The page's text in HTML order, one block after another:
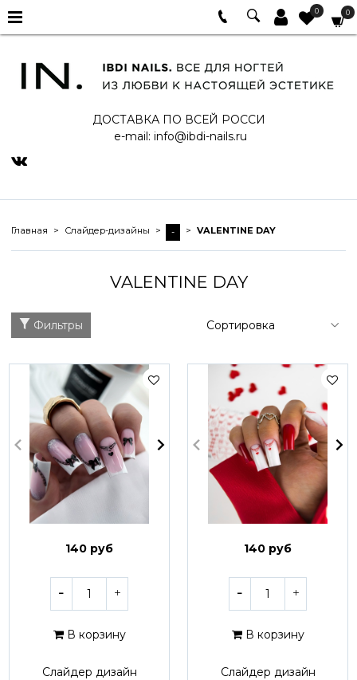
0 0
ДОСТАВКА ПО ВСЕЙ РОССИ
e-mail: info@ibdi-nails.ru
Главная Слайдер-дизайны - VALENTINE DAY
VALENTINE DAY
Фильтры
140 руб
В корзину
Слайдер дизайн
140 руб
В корзину
Слайдер дизайн